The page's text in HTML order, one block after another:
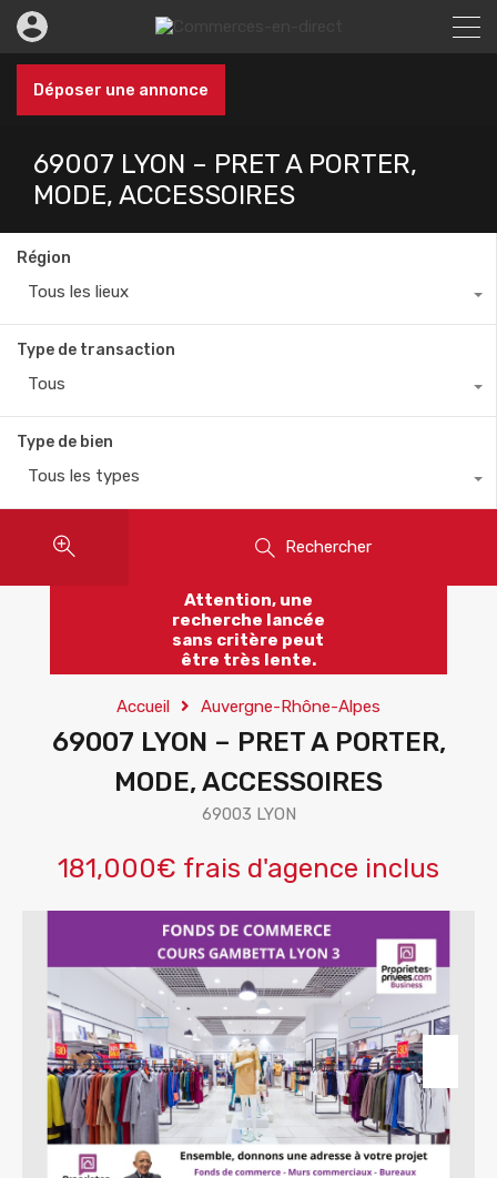
Déposer une annonce
69007 LYON – PRET A PORTER,
MODE, ACCESSOIRES
Région
Tous les lieux
Type de transaction
Tous
Type de bien
Tous les types
Rechercher
Attention, une
recherche lancée
sans critère peut
être très lente.
Accueil Auvergne-Rhône-Alpes
69007 LYON – PRET A PORTER,
MODE, ACCESSOIRES
69003 LYON
181,000€ frais d'agence inclus